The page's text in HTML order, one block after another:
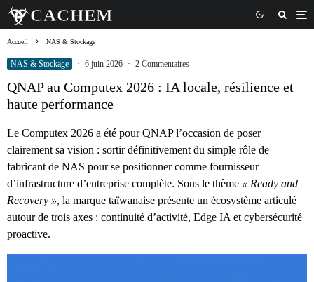
Accueil NAS & Stockage
NAS & Stockage · 6 juin 2026 · 2 Commentaires
QNAP au Computex 2026 : IA locale, résilience et
haute performance
Le Computex 2026 a été pour QNAP l’occasion de poser
clairement sa vision : sortir définitivement du simple rôle de
fabricant de NAS pour se positionner comme fournisseur
d’infrastructure d’entreprise complète. Sous le thème « Ready and
Recovery », la marque taïwanaise présente un écosystème articulé
autour de trois axes : continuité d’activité, Edge IA et cybersécurité
proactive.